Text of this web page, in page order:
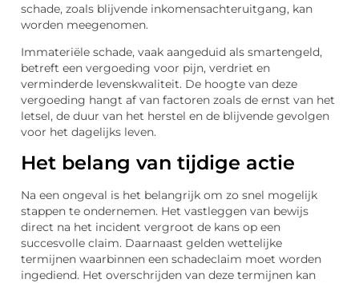
schade, zoals blijvende inkomensachteruitgang, kan
worden meegenomen.
Immateriële schade, vaak aangeduid als smartengeld,
betreft een vergoeding voor pijn, verdriet en
verminderde levenskwaliteit. De hoogte van deze
vergoeding hangt af van factoren zoals de ernst van het
letsel, de duur van het herstel en de blijvende gevolgen
voor het dagelijks leven.
Het belang van tijdige actie
Na een ongeval is het belangrijk om zo snel mogelijk
stappen te ondernemen. Het vastleggen van bewijs
direct na het incident vergroot de kans op een
succesvolle claim. Daarnaast gelden wettelijke
termijnen waarbinnen een schadeclaim moet worden
ingediend. Het overschrijden van deze termijnen kan